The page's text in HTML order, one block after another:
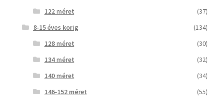
122 méret
(37)
8-15 éves korig
(134)
128 méret
(30)
134 méret
(32)
140 méret
(34)
146-152 méret
(55)